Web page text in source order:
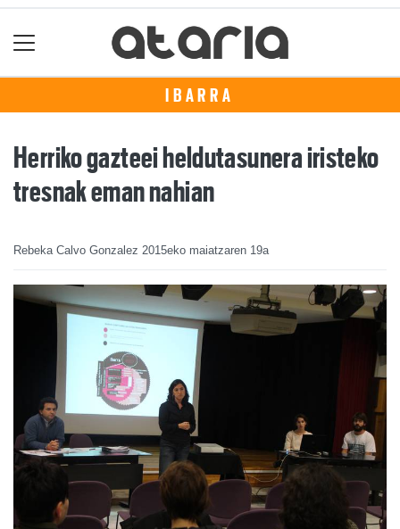
IBARRA
Herriko gazteei heldutasunera iristeko
tresnak eman nahian
Rebeka Calvo Gonzalez 2015eko maiatzaren 19a